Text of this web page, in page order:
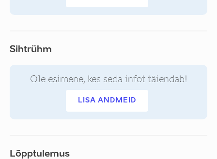
Sihtrühm
Ole esimene, kes seda infot täiendab!
LISA ANDMEID
Lõpptulemus